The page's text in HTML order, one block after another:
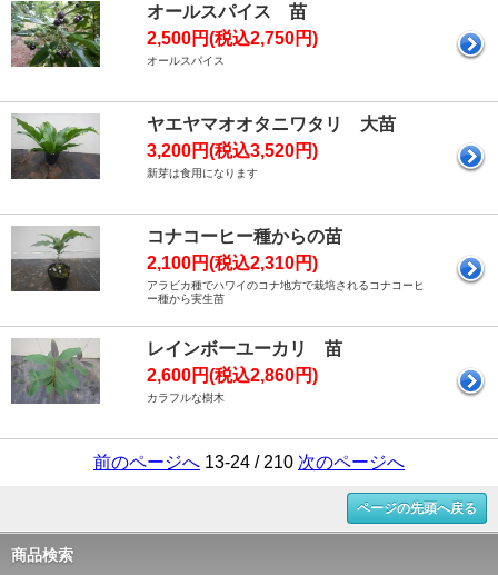
オールスパイス 苗
2,500円(税込2,750円)
オールスパイス
ヤエヤマオオタニワタリ 大苗
3,200円(税込3,520円)
新芽は食用になります
コナコーヒー種からの苗
2,100円(税込2,310円)
アラビカ種でハワイのコナ地方で栽培されるコナコーヒ
ー種から実生苗
レインボーユーカリ 苗
2,600円(税込2,860円)
カラフルな樹木
前のページへ 13-24 / 210 次のページへ
ページの先頭へ戻る
商品検索